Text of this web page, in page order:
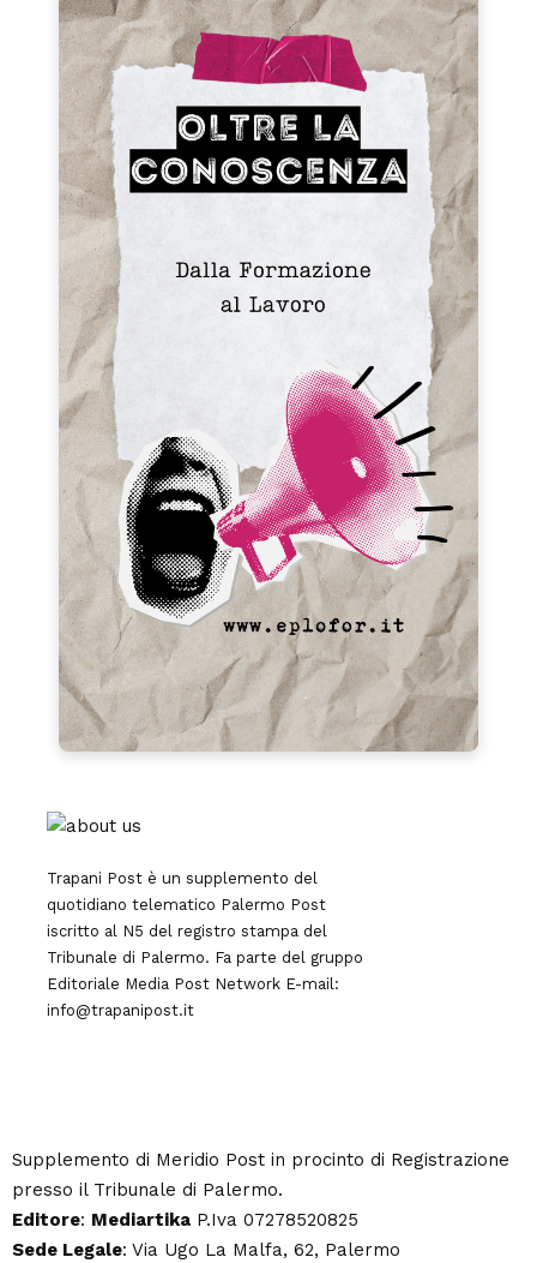
Trapani Post è un supplemento del
quotidiano telematico Palermo Post
iscritto al N5 del registro stampa del
Tribunale di Palermo. Fa parte del gruppo
Editoriale Media Post Network E-mail:
info@trapanipost.it
Supplemento di Meridio Post in procinto di Registrazione
presso il Tribunale di Palermo.
Editore: Mediartika P.Iva 07278520825
Sede Legale: Via Ugo La Malfa, 62, Palermo